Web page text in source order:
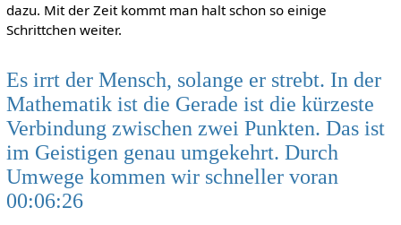
dazu. Mit der Zeit kommt man halt schon so einige
Schrittchen weiter.
Es irrt der Mensch, solange er strebt. In der
Mathematik ist die Gerade ist die kürzeste
Verbindung zwischen zwei Punkten. Das ist
im Geistigen genau umgekehrt. Durch
Umwege kommen wir schneller voran
00:06:26